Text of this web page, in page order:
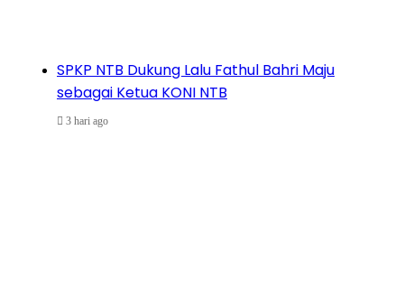
SPKP NTB Dukung Lalu Fathul Bahri Maju
sebagai Ketua KONI NTB
3 hari ago